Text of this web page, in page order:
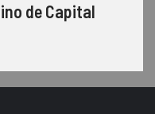
de Capital